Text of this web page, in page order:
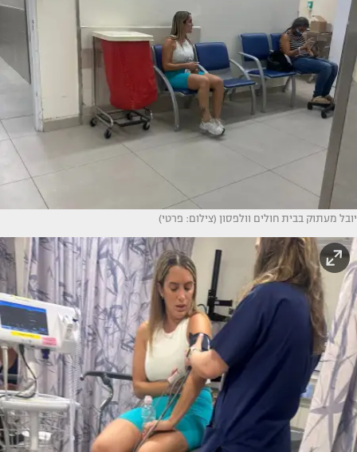
יובל מעתוק בבית חולים וולפסון (צילום: פרטי)